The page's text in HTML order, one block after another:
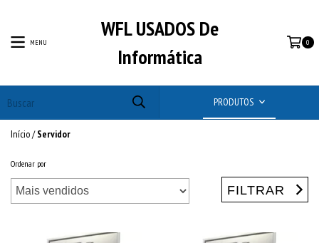
MENU
WFL USADOS De
Informática
0
PRODUTOS
Início/ Servidor
Ordenar por
FILTRAR